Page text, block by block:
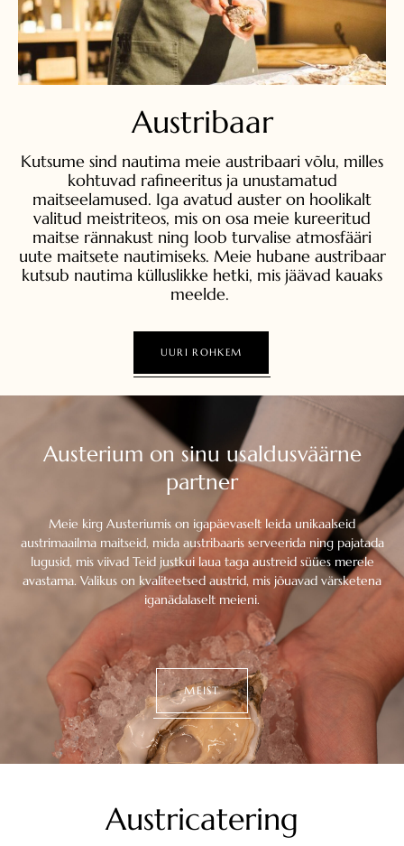
Austribaar
Kutsume sind nautima meie austribaari võlu, milles
kohtuvad rafineeritus ja unustamatud
maitseelamused. Iga avatud auster on hoolikalt
valitud meistriteos, mis on osa meie kureeritud
maitse rännakust ning loob turvalise atmosfääri
uute maitsete nautimiseks. Meie hubane austribaar
kutsub nautima külluslikke hetki, mis jäävad kauaks
meelde.
UURI ROHKEM
Austerium on sinu usaldusväärne
partner
Meie kirg Austeriumis on igapäevaselt leida unikaalseid
austrimaailma maitseid, mida austribaaris serveerida ning pajatada
lugusid, mis viivad Teid justkui laua taga austreid süües merele
avastama. Valikus on kvaliteetsed austrid, mis jõuavad värsketena
iganädalaselt meieni.
MEIST
Austricatering